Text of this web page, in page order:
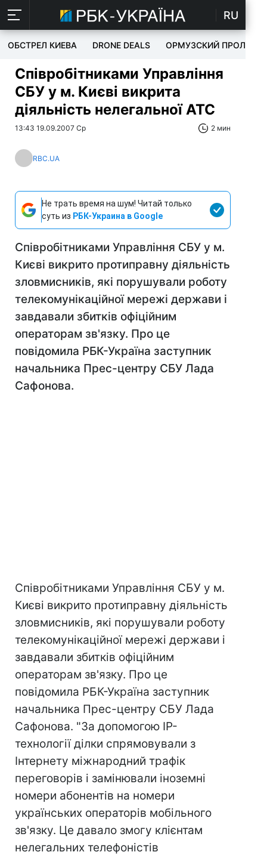
RU
ОБСТРЕЛ КИЕВА DRONE DEALS ОРМУЗСКИЙ ПРОЛИВ
Співробітниками Управління
СБУ у м. Києві викрита
діяльність нелегальної АТС
13:43 19.09.2007 Ср 2 мин
RBC.UA
Не трать время на шум! Читай только
суть из РБК-Украина в Google
Співробітниками Управління СБУ у м.
Києві викрито протиправну діяльність
зловмисників, які порушували роботу
телекомунікаційної мережі держави і
завдавали збитків офіційним
операторам зв'язку. Про це
повiдомила РБК-Україна заступник
начальника Прес-центру СБУ Лада
Сафонова.
Співробітниками Управління СБУ у м.
Києві викрито протиправну діяльність
зловмисників, які порушували роботу
телекомунікаційної мережі держави і
завдавали збитків офіційним
операторам зв'язку. Про це
повiдомила РБК-Україна заступник
начальника Прес-центру СБУ Лада
Сафонова. "За допомогою ІР-
технології ділки спрямовували з
Інтернету міжнародний трафік
переговорів і замінювали іноземні
номери абонентів на номери
українських операторів мобільного
зв'язку. Це давало змогу клієнтам
нелегальних телефоністів